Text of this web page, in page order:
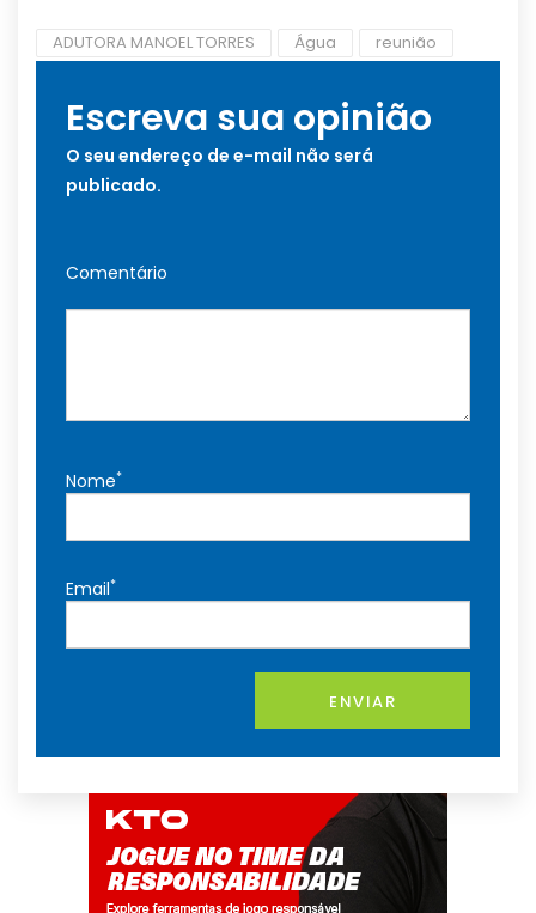
ADUTORA MANOEL TORRES Água reunião
Escreva sua opinião
O seu endereço de e-mail não será
publicado.
Comentário
Nome*
Email*
ENVIAR